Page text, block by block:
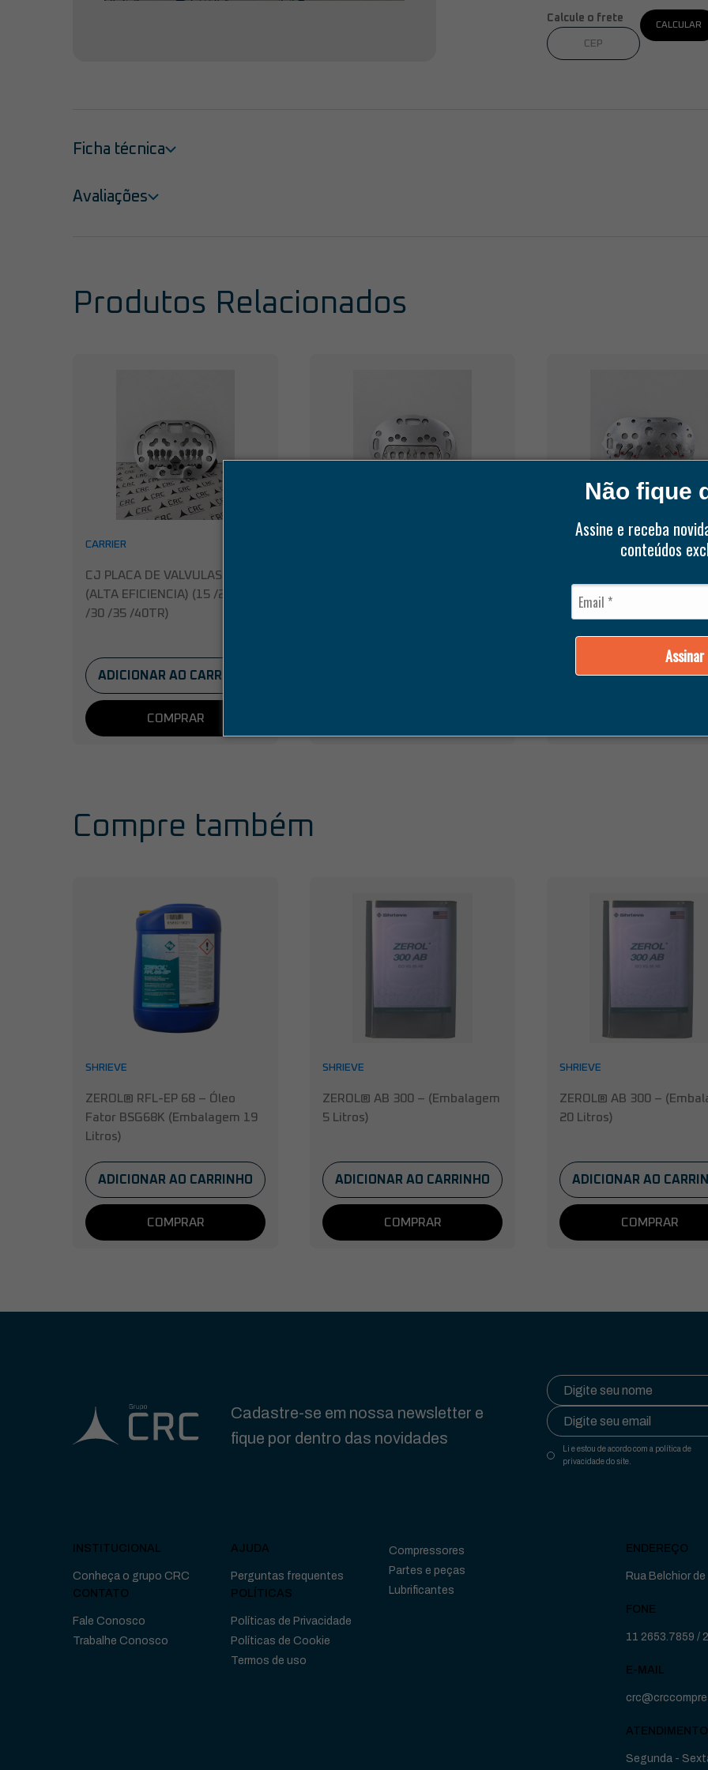
Não fique
Assine e receba
conteúdos
Assinar
Calcule o frete
CALCULAR
Ficha técnica
Avaliações
Produtos Relacionados
CARRIER
CJ PLACA DE VALVULAS 06E
(ALTA EFICIENCIA) (15 /20 /25
/30 /35 /40TR)
ADICIONAR AO CARRINHO
COMPRAR
82MM FAMÍLIA S6F
ADICIONAR AO
Compre também
SHRIEVE
ZEROL® RFL-EP 68 – Óleo
Fator BSG68K (Embalagem 19
Litros)
ADICIONAR AO CARRINHO
COMPRAR
SHRIEVE
ZEROL® AB 300 – (Embalagem
5 Litros)
ADICIONAR AO CARRINHO
COMPRAR
SHRIEVE
ZEROL® AB 300 –
20 Litros)
ADICIONAR AO
COMPRAR
Cadastre-se em nossa newsletter e
fique por dentro das novidades
Li e estou de acordo com a política de
privacidade do site.
INSTITUCIONAL
Conheça o grupo CRC
CONTATO
Fale Conosco
Trabalhe Conosco
AJUDA
Perguntas frequentes
POLÍTICAS
Políticas de Privacidade
Políticas de Cookie
Termos de uso
Compressores
Partes e peças
Lubrificantes
ENDEREÇO
Rua Belchior
FONE
11 2653.7859 /
E-MAIL
ATENDIMENTO
Segunda -